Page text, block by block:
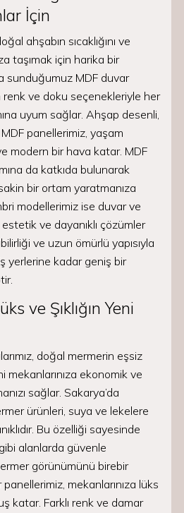
İçin
ahşabın sıcaklığını ve
taşımak için harika bir
sunduğumuz MDF duvar
ve doku seçenekleriyle her
uyum sağlar. Ahşap desenli,
panellerimiz, yaşam
modern bir hava katar. MDF
da katkıda bulunarak
bir ortam yaratmanıza
modellerimiz ise duvar ve
ve dayanıklı çözümler
ve uzun ömürlü yapısıyla
yerlerine kadar geniş bir
ve Şıklığın Yeni
doğal mermerin eşsiz
ekonomik ve
sağlar. Sakarya’da
ürünleri, suya ve lekelere
Bu özelliği sayesinde
alanlarda güvenle
görünümünü birebir
mekanlarınıza lüks
katar. Farklı renk ve damar